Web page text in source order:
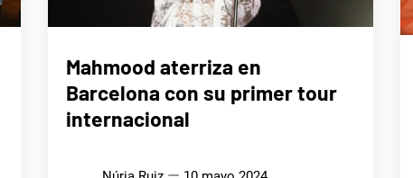
Mahmood aterriza en
Barcelona con su primer tour
internacional